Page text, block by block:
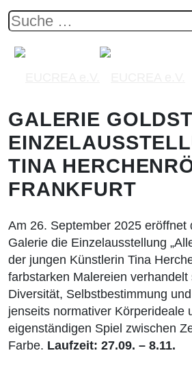
GALERIE
TINA
FRANKFURT
Am 26. September 2025 eröffnet
Galerie die Einzelausstellung
der jungen Künstlerin Tina
farbstarken Malereien
Diversität, Selbstbestimmung
jenseits normativer Körperideale
eigenständigen Spiel zwischen
Farbe. Laufzeit: 27.09. – 8.11.